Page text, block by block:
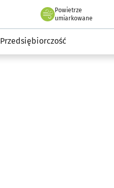
Powietrze
we Wrocławiu
umiarkowane
JAKOŚĆ POWIETRZA
Przedsiębiorczość